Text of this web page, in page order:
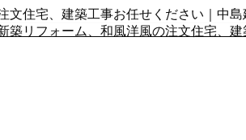
文住宅、建築工事お任せください｜中